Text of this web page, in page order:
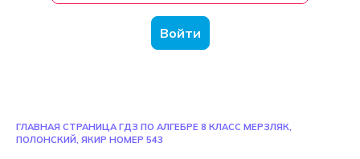
Войти
ГЛАВНАЯ СТРАНИЦА ГДЗ ПО АЛГЕБРЕ 8 КЛАСС МЕРЗЛЯК,
ПОЛОНСКИЙ, ЯКИР НОМЕР 543